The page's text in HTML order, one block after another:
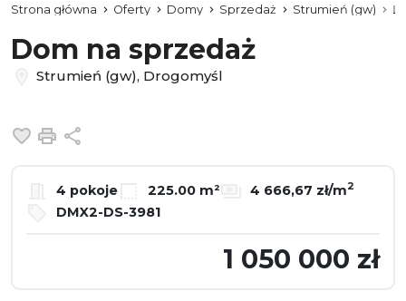
Strona główna Oferty Domy Sprzedaż Strumień (gw)
Dom na sprzedaż
Strumień (gw), Drogomyśl
Dodaj do ulubionych
Drukuj
4 pokoje 225.00 m² 4 666,67 zł/m2
DMX2-DS-3981
1 050 000 zł